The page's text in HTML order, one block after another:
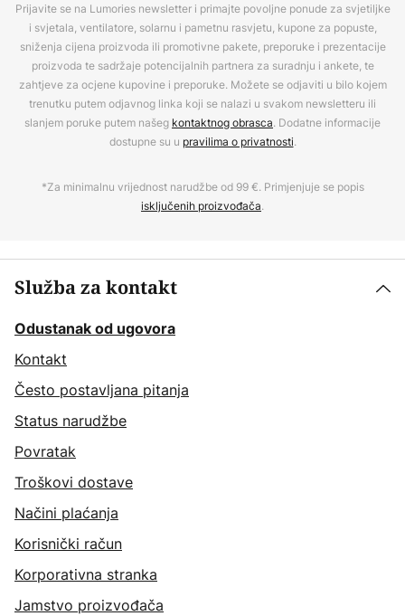
Prijavite se na Lumories newsletter i primajte povoljne ponude za svjetiljke
i svjetala, ventilatore, solarnu i pametnu rasvjetu, kupone za popuste,
sniženja cijena proizvoda ili promotivne pakete, preporuke i prezentacije
proizvoda te sadržaje potencijalnih partnera za suradnju i ankete, te
zahtjeve za ocjene kupovine i preporuke. Možete se odjaviti u bilo kojem
trenutku putem odjavnog linka koji se nalazi u svakom newsletteru ili
slanjem poruke putem našeg kontaktnog obrasca. Dodatne informacije
dostupne su u pravilima o privatnosti.
*Za minimalnu vrijednost narudžbe od 99 €. Primjenjuje se popis
isključenih proizvođača.
Služba za kontakt
Odustanak od ugovora
Kontakt
Često postavljana pitanja
Status narudžbe
Povratak
Troškovi dostave
Načini plaćanja
Korisnički račun
Korporativna stranka
Jamstvo proizvođača